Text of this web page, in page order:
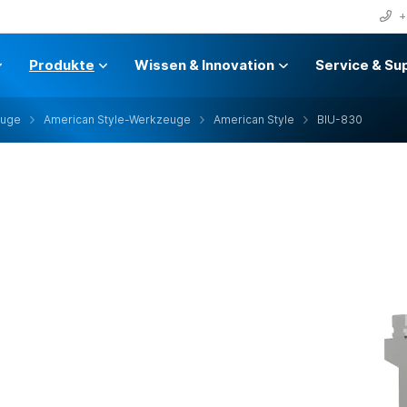
Produkte Wissen & Innovation Service &
American Style-Werkzeuge American Style BIU-830